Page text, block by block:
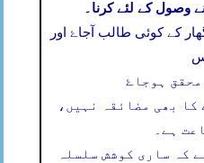
کے لئے کرنا۔
کے کوئی طالب آجاۓ اور
ہوجاۓ
کا بھی مضائقہ نہیں،
ہے۔
کہ ساری کوشش سلسلہ